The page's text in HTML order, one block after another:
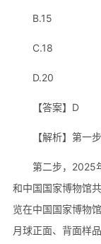
B.15
C.18
D.20
【答案】D
【解析】第一
第二步，2025
和中国国家博物馆
览在中国国家博物
月球正面、背面样